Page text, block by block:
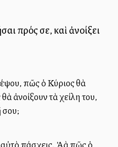
πρός σε, καὶ ἀνοίξει
πῶς ὁ Κύριος θὰ
ἀνοίξουν τὰ χείλη του,
σου;